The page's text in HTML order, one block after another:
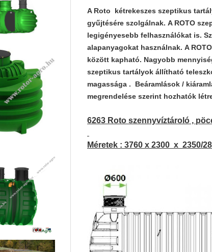
A Roto kétrekeszes szeptikus
gyűjtésére szolgálnak. A ROTO
legigényesebb felhasználókat is.
alapanyagokat használnak. A
között kapható. Nagyobb
szeptikus tartályok állítható
magassága . Beáramlások /
megrendelése szerint hozhatók
6263 Roto szennyvíztároló ,
Méretek : 3760 x 2300 x 2350/